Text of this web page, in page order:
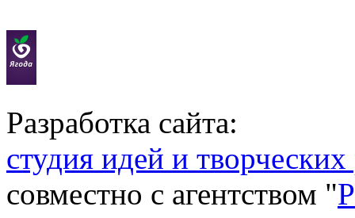
Разработка сайта:
студия идей и
совместно с агентством "